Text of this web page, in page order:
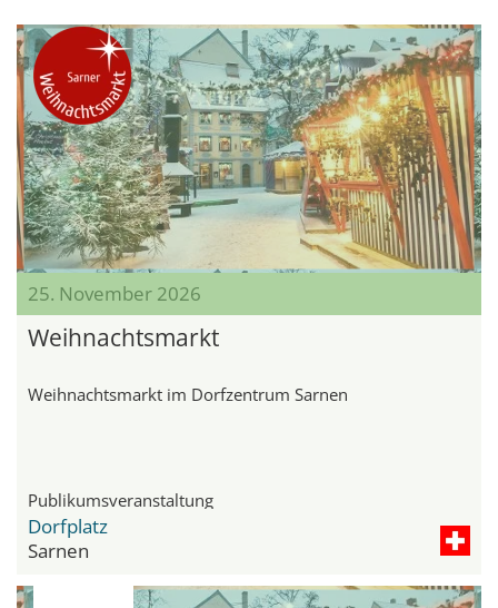
25. November 2026
Weihnachtsmarkt
Weihnachtsmarkt im Dorfzentrum Sarnen
Publikumsveranstaltung
Dorfplatz
Sarnen